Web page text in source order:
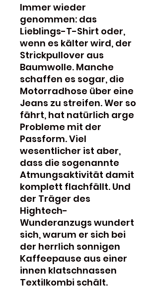
Immer wieder
genommen: das
Lieblings-T-Shirt oder,
wenn es kälter wird, der
Strickpullover aus
Baumwolle. Manche
schaffen es sogar, die
Motorradhose über eine
Jeans zu streifen. Wer so
fährt, hat natürlich arge
Probleme mit der
Passform. Viel
wesentlicher ist aber,
dass die sogenannte
Atmungsaktivität damit
komplett flachfällt. Und
der Träger des
Hightech-
Wunderanzugs wundert
sich, warum er sich bei
der herrlich sonnigen
Kaffeepause aus einer
innen klatschnassen
Textilkombi schält.